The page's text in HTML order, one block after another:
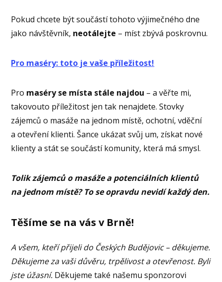
Pokud chcete být součástí tohoto výjimečného dne
jako návštěvník, neotálejte – míst zbývá poskrovnu.
Pro maséry: toto je vaše příležitost!
Pro maséry se místa stále najdou – a věřte mi,
takovouto příležitost jen tak nenajdete. Stovky
zájemců o masáže na jednom místě, ochotní, vděční
a otevření klienti. Šance ukázat svůj um, získat nové
klienty a stát se součástí komunity, která má smysl.
Tolik zájemců o masáže a potenciálních klientů
na jednom místě? To se opravdu nevidí každý den.
Těšíme se na vás v Brně!
A všem, kteří přijeli do Českých Budějovic – děkujeme.
Děkujeme za vaši důvěru, trpělivost a otevřenost. Byli
jste úžasní. Děkujeme také našemu sponzorovi